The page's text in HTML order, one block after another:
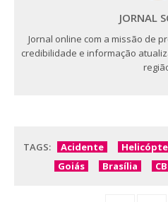
JORNAL
Jornal online com a missão de
credibilidade e informação
TAGS: Acidente
Goiás
Brasília